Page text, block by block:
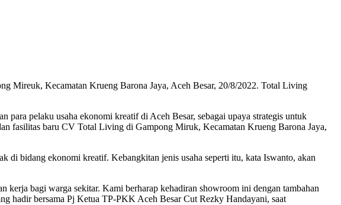
Mireuk, Kecamatan Krueng Barona Jaya, Aceh Besar, 20/8/2022. Total Living
pelaku usaha ekonomi kreatif di Aceh Besar, sebagai upaya strategis untuk
fasilitas baru CV Total Living di Gampong Miruk, Kecamatan Krueng Barona Jaya,
di bidang ekonomi kreatif. Kebangkitan jenis usaha seperti itu, kata Iswanto, akan
kerja bagi warga sekitar. Kami berharap kehadiran showroom ini dengan tambahan
hadir bersama Pj Ketua TP-PKK Aceh Besar Cut Rezky Handayani, saat